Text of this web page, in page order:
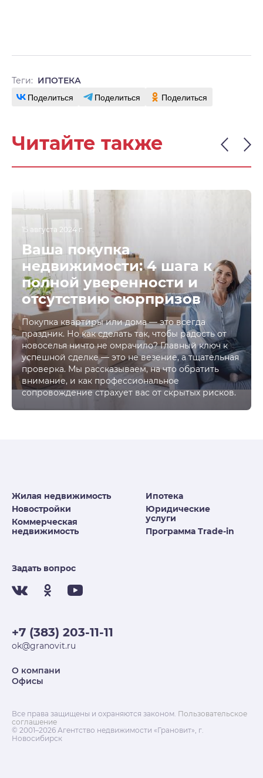
Теги: ИПОТЕКА
Поделиться Поделиться Поделиться
Читайте также
СТАТЬИ
15 августа 2024 г.
Ваша покупка
недвижимости: 4 шага к
полной уверенности и
отсутствию сюрпризов
Покупка квартиры или дома — это всегда
праздник. Но как сделать так, чтобы радость от
новоселья ничто не омрачило? Главный ключ к
успешной сделке — это не везение, а тщательная
проверка. Мы рассказываем, на что обратить
внимание, и как профессиональное
сопровождение страхует вас от скрытых рисков.
Жилая недвижимость
Новостройки
Коммерческая
недвижимость
Ипотека
Юридические
услуги
Программа Trade-in
Задать вопрос
+7 (383) 203-11-11
ok@granovit.ru
О компани
Офисы
Все права защищены и охраняются законом. Пользовательское
соглашение
© 2001–2026 Агентство недвижимости «Грановит», г.
Новосибирск